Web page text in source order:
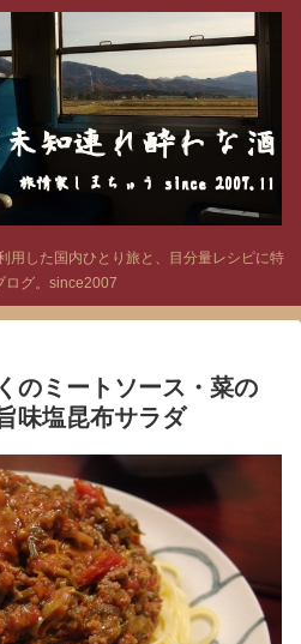
用した国内ひとり旅と、目分量レシピに特
ログ。since2007
のミートソース・菜の
味塩昆布サラダ